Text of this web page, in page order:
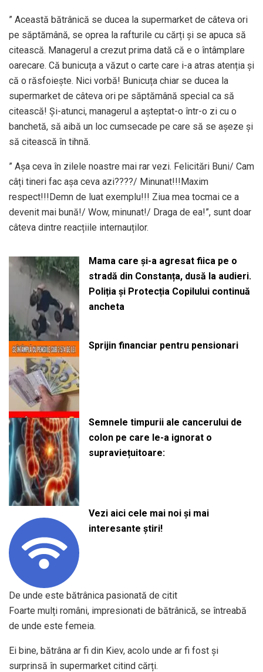
” Această bătrânică se ducea la supermarket de câteva ori
pe săptămână, se oprea la rafturile cu cărți și se apuca să
citească. Managerul a crezut prima dată că e o întâmplare
oarecare. Că bunicuța a văzut o carte care i-a atras atenția și
că o răsfoiește. Nici vorbă! Bunicuța chiar se ducea la
supermarket de câteva ori pe săptămână special ca să
citească! Și-atunci, managerul a așteptat-o într-o zi cu o
banchetă, să aibă un loc cumsecade pe care să se așeze și
să citească în tihnă.
” Așa ceva în zilele noastre mai rar vezi. Felicitări Buni/ Cam
câți tineri fac așa ceva azi????/ Minunat!!!Maxim
respect!!!Demn de luat exemplu!!! Ziua mea tocmai ce a
devenit mai bună!/ Wow, minunat!/ Draga de ea!”, sunt doar
câteva dintre reacțiile internauților.
Mama care și-a agresat fiica pe o
stradă din Constanța, dusă la audieri.
Poliția și Protecția Copilului continuă
ancheta
Sprijin financiar pentru pensionari
Semnele timpurii ale cancerului de
colon pe care le-a ignorat o
supraviețuitoare:
Vezi aici cele mai noi și mai
interesante știri!
De unde este bătrânica pasionată de citit
Foarte mulți români, impresionati de bătrânică, se întreabă
de unde este femeia.
Ei bine, bătrâna ar fi din Kiev, acolo unde ar fi fost și
surprinsă în supermarket citind cărți.